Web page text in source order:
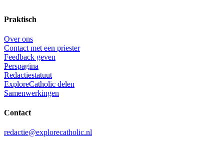
Praktisch
Over ons
Contact met een priester
Feedback geven
Perspagina
Redactiestatuut
ExploreCatholic delen
Samenwerkingen
Contact
redactie@explorecatholic.nl